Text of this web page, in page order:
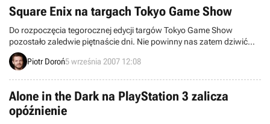
się na konsole przenośne NDS oraz PSP.
Square Enix na targach Tokyo Game Show
Do rozpoczęcia tegorocznej edycji targów Tokyo Game Show
pozostało zaledwie piętnaście dni. Nie powinny nas zatem dziwić
aktualne priorytety największych światowych wydawców. Mamy
oczywiście na myśli publikowanie oficjalnych list, informujących nas
przyszła pora na Square Enix.
Piotr Doroń5 września 2007 12:08
Alone in the Dark na PlayStation 3 zalicza
opóźnienie